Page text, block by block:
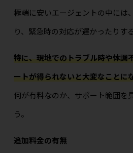
極端に安いエージェントの中には
り、緊急時の対応が遅かったりす
特に、現地でのトラブル時や体調
ートが得られないと大変なことに
何が有料なのか、サポート範囲を
う。
追加料金の有無